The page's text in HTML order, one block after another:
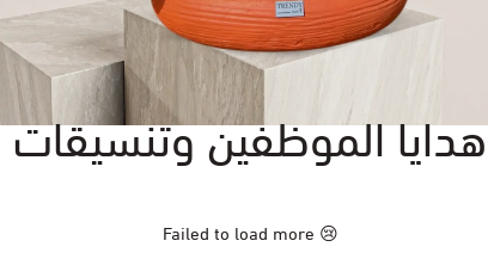
هدايا الموظفين وتنسيقات
Failed to load more 😢